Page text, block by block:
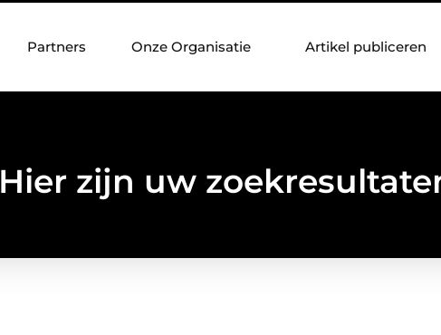
Partners Onze Organisatie Artikel publiceren
Hier zijn uw